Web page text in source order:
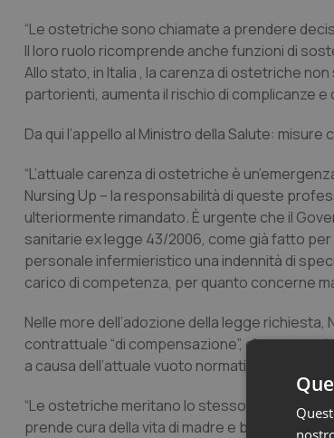
“Le ostetriche sono chiamate a prendere
Il loro ruolo ricomprende anche funzioni di
Allo stato, in Italia , la carenza di ostetriche
partorienti, aumenta il rischio di complicanze
Da qui l’appello al Ministro della Salute:
“L’attuale carenza di ostetriche è
Nursing Up – la responsabilità di queste
ulteriormente rimandato. È urgente che il
sanitarie ex legge 43/2006, come già fatto
personale infermieristico una indennità di
carico di competenza, per quanto concerne
Nelle more dell’adozione della legge
contrattuale “di compensazione”, che
a causa dell’attuale vuoto normativo.
“Le ostetriche meritano lo stesso
prende cura della vita di madre e bambino,